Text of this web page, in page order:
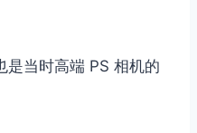
是当时高端 PS 相机的